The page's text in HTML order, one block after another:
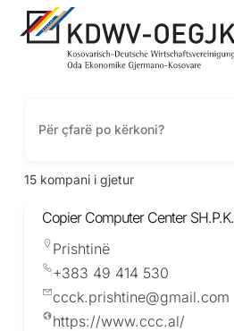
15 kompani i gjetur
Copier Computer Center SH.P.K.
Prishtinë
+383 49 414 530
ccck.prishtine@gmail.com
https://www.ccc.al/